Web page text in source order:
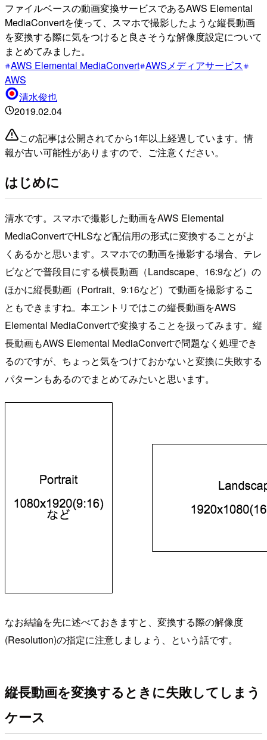
ファイルベースの動画変換サービスであるAWS Elemental
MediaConvertを使って、スマホで撮影したような縦長動画
を変換する際に気をつけると良さそうな解像度設定について
まとめてみました。
AWS Elemental MediaConvert AWSメディアサービス
AWS
清水俊也
2019.02.04
この記事は公開されてから1年以上経過しています。情
報が古い可能性がありますので、ご注意ください。
はじめに
清水です。スマホで撮影した動画をAWS Elemental
MediaConvertでHLSなど配信用の形式に変換することがよ
くあるかと思います。スマホでの動画を撮影する場合、テレ
ビなどで普段目にする横長動画（Landscape、16:9など）の
ほかに縦長動画（Portrait、9:16など）で動画を撮影するこ
ともできますね。本エントリではこの縦長動画をAWS
Elemental MediaConvertで変換することを扱ってみます。縦
長動画もAWS Elemental MediaConvertで問題なく処理でき
るのですが、ちょっと気をつけておかないと変換に失敗する
パターンもあるのでまとめてみたいと思います。
なお結論を先に述べておきますと、変換する際の解像度
(Resolution)の指定に注意しましょう、という話です。
縦長動画を変換するときに失敗してしまう
ケース